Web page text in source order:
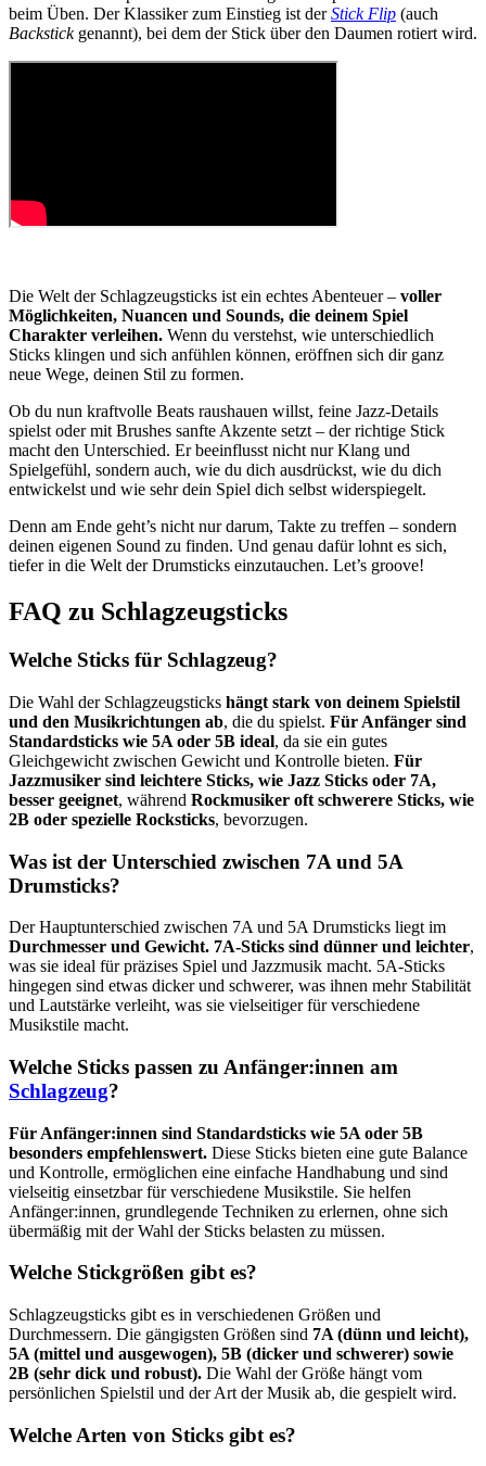
beim Üben. Der Klassiker zum Einstieg ist derStick Flip (auch
Backstickgenannt), bei dem der Stick über den Daumen rotiert wird.
Die Welt der Schlagzeugsticks ist ein echtes Abenteuer – voller
Möglichkeiten, Nuancen und Sounds, die deinem Spiel
Charakter verleihen. Wenn du verstehst, wie unterschiedlich
Sticks klingen und sich anfühlen können, eröffnen sich dir ganz
neue Wege, deinen Stil zu formen.
Ob du nun kraftvolle Beats raushauen willst, feine Jazz-Details
spielst oder mit Brushes sanfte Akzente setzt – der richtige Stick
macht den Unterschied. Er beeinflusst nicht nur Klang und
Spielgefühl, sondern auch, wie du dich ausdrückst, wie du dich
entwickelst und wie sehr dein Spiel dich selbst widerspiegelt.
Denn am Ende geht’s nicht nur darum, Takte zu treffen – sondern
deinen eigenen Sound zu finden. Und genau dafür lohnt es sich,
tiefer in die Welt der Drumsticks einzutauchen. Let’s groove!
FAQ zu Schlagzeugsticks
Welche Sticks für Schlagzeug?
Die Wahl der Schlagzeugsticks hängt stark von deinem Spielstil
und den Musikrichtungen ab, die du spielst. Für Anfänger sind
Standardsticks wie 5A oder 5B ideal, da sie ein gutes
Gleichgewicht zwischen Gewicht und Kontrolle bieten. Für
Jazzmusiker sind leichtere Sticks, wie Jazz Sticks oder 7A,
besser geeignet, während Rockmusiker oft schwerere Sticks, wie
2B oder spezielle Rocksticks, bevorzugen.
Was ist der Unterschied zwischen 7A und 5A
Drumsticks?
Der Hauptunterschied zwischen 7A und 5A Drumsticks liegt im
Durchmesser und Gewicht. 7A-Sticks sind dünner und leichter,
was sie ideal für präzises Spiel und Jazzmusik macht. 5A-Sticks
hingegen sind etwas dicker und schwerer, was ihnen mehr Stabilität
und Lautstärke verleiht, was sie vielseitiger für verschiedene
Musikstile macht.
Welche Sticks passen zu Anfänger:innen am
Schlagzeug?
Für Anfänger:innen sind Standardsticks wie 5A oder 5B
besonders empfehlenswert. Diese Sticks bieten eine gute Balance
und Kontrolle, ermöglichen eine einfache Handhabung und sind
vielseitig einsetzbar für verschiedene Musikstile. Sie helfen
Anfänger:innen, grundlegende Techniken zu erlernen, ohne sich
übermäßig mit der Wahl der Sticks belasten zu müssen.
Welche Stickgrößen gibt es?
Schlagzeugsticks gibt es in verschiedenen Größen und
Durchmessern. Die gängigsten Größen sind 7A (dünn und leicht),
5A (mittel und ausgewogen), 5B (dicker und schwerer) sowie
2B (sehr dick und robust). Die Wahl der Größe hängt vom
persönlichen Spielstil und der Art der Musik ab, die gespielt wird.
Welche Arten von Sticks gibt es?